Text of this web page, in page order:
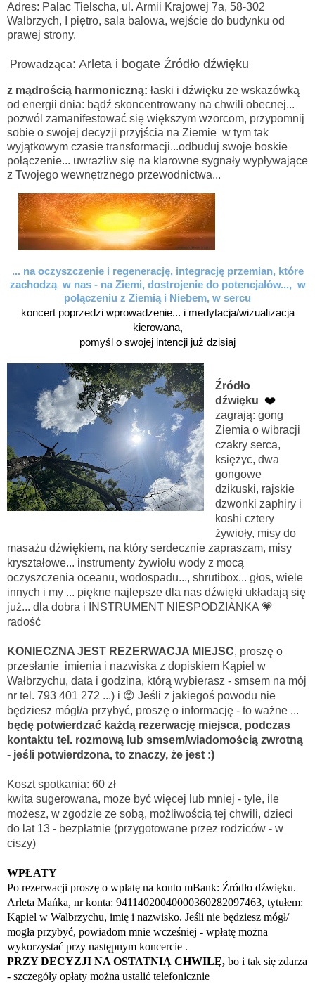
Adres: Palac Tielscha, ul. Armii Krajowej 7a, 58-302
Walbrzych, I piętro, sala balowa, wejście do budynku od
prawej strony.
Prowadząca: Arleta i bogate Źródło dźwięku
z mądrością harmoniczną: łaski i dźwięku ze wskazówką
od energii dnia: bądź skoncentrowany na chwili obecnej...
pozwól zamanifestować się większym wzorcom, przypomnij
sobie o swojej decyzji przyjścia na Ziemie w tym tak
wyjątkowym czasie transformacji...odbuduj swoje boskie
połączenie... uwrażliw się na klarowne sygnały wypływające
z Twojego wewnętrznego przewodnictwa...
... na oczyszczenie i regenerację, integrację przemian, które
zachodzą w nas - na Ziemi, dostrojenie do potencjałów..., w
połączeniu z Ziemią i Niebem, w sercu
koncert poprzedzi wprowadzenie... i medytacja/wizualizacja
kierowana,
pomyśl o swojej intencji już dzisiaj
Źródło
dźwięku❤️
zagrają: gong
Ziemia o wibracji
czakry serca,
księżyc, dwa
gongowe
dzikuski, rajskie
dzwonki zaphiry i
koshi cztery
żywioły, misy do
masażu dźwiękiem, na który serdecznie zapraszam, misy
kryształowe... instrumenty żywiołu wody z mocą
oczyszczenia oceanu, wodospadu..., shrutibox... głos, wiele
innych i my ... piękne najlepsze dla nas dźwięki układają się
już... dla dobra i INSTRUMENT NIESPODZIANKA 💗
radość
KONIECZNA JEST REZERWACJA MIEJSC, proszę o
przesłanie imienia i nazwiska z dopiskiem Kąpiel w
Wałbrzychu, data i godzina, którą wybierasz - smsem na mój
nr tel. 793 401 272 ...) i 😊 Jeśli z jakiegoś powodu nie
będziesz mógł/a przybyć, proszę o informację - to ważne ...
będę potwierdzać każdą rezerwację miejsca, podczas
kontaktu tel. rozmową lub smsem/wiadomością zwrotną
- jeśli potwierdzona, to znaczy, że jest :)
Koszt spotkania: 60 zł
kwita sugerowana, moze być więcej lub mniej - tyle, ile
możesz, w zgodzie ze sobą, możliwością tej chwili, dzieci
do lat 13 - bezpłatnie (przygotowane przez rodziców - w
ciszy)
WPŁATY
Po rezerwacji proszę o wpłatę na konto mBank: Źródło dźwięku.
Arleta Mańka, nr konta: 94114020040000360282097463, tytułem:
Kąpiel w Walbrzychu, imię i nazwisko. Jeśli nie będziesz mógł/
mogła przybyć, powiadom mnie wcześniej - wpłatę można
wykorzystać przy następnym koncercie .
PRZY DECYZJI NA OSTATNIĄ CHWILĘ, bo i tak się zdarza
- szczegóły opłaty można ustalić telefonicznie